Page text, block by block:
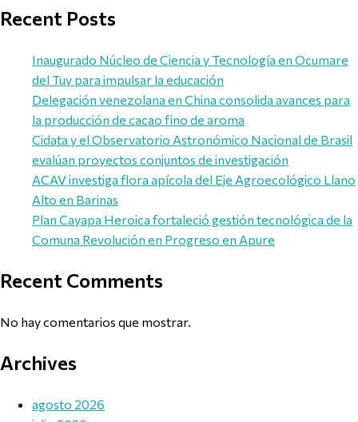
Recent Posts
Inaugurado Núcleo de Ciencia y Tecnología en Ocumare
del Tuy para impulsar la educación
Delegación venezolana en China consolida avances para
la producción de cacao fino de aroma
Cidata y el Observatorio Astronómico Nacional de Brasil
evalúan proyectos conjuntos de investigación
ACAV investiga flora apícola del Eje Agroecológico Llano
Alto en Barinas
Plan Cayapa Heroica fortaleció gestión tecnológica de la
Comuna Revolución en Progreso en Apure
Recent Comments
No hay comentarios que mostrar.
Archives
agosto 2026